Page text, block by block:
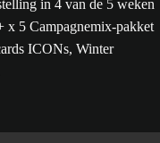
in 4 van de 5 weken
x 5 Campagnemix-pakket
ICONs, Winter